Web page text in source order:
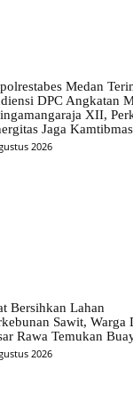
Medan
DPC Angkatan
XII,
Jaga Kamtibmas
2026
Bersihkan Lahan
Sawit, Warga
Rawa Temukan
2026